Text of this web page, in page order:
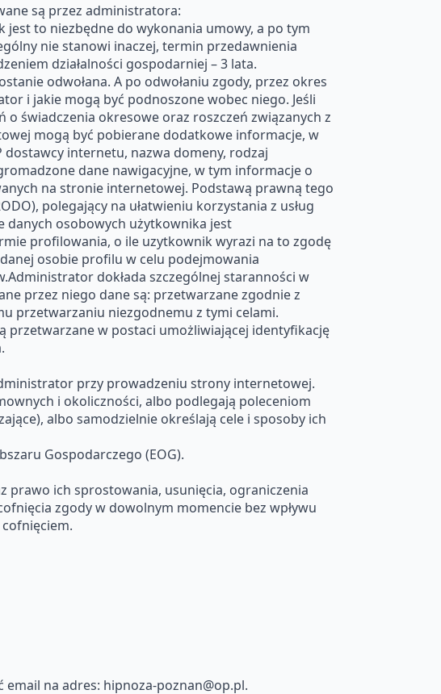
są przez administratora:
to niezbędne do wykonania umowy, a po tym
nie stanowi inaczej, termin przedawnienia
działalności gospodarniej – 3 lata.
odwołana. A po odwołaniu zgody, przez okres
i jakie mogą być podnoszone wobec niego. Jeśli
świadczenia okresowe oraz roszczeń związanych z
mogą być pobierane dodatkowe informacje, w
internetu, nazwa domeny, rodzaj
dane nawigacyjne, w tym informacje o
na stronie internetowej. Podstawą prawną tego
polegający na ułatwieniu korzystania z usług
danych osobowych użytkownika jest
profilowania, o ile uzytkownik wyrazi na to zgodę
danej osobie profilu w celu podejmowania
dokłada szczególnej staranności w
przez niego dane są: przetwarzane zgodnie z
przetwarzaniu niezgodnemu z tymi celami.
przetwarzane w postaci umożliwiającej identyfikację
przy prowadzeniu strony internetowej.
i okoliczności, albo podlegają poleceniom
albo samodzielnie określają cele i sposoby ich
Gospodarczego (EOG).
prawo ich sprostowania, usunięcia, ograniczenia
zgody w dowolnym momencie bez wpływu
na adres: hipnoza-poznan@op.pl.